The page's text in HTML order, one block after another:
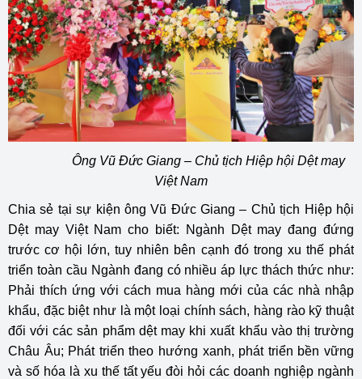
Ông Vũ Đức Giang – Chủ tịch Hiệp hội Dệt may
Việt Nam
Chia sẻ tại sự kiện ông Vũ Đức Giang – Chủ tịch Hiệp hội
Dệt may Việt Nam cho biết: Ngành Dệt may đang đứng
trước cơ hội lớn, tuy nhiên bên cạnh đó trong xu thế phát
triển toàn cầu Ngành đang có nhiều áp lực thách thức như:
Phải thích ứng với cách mua hàng mới của các nhà nhập
khẩu, đặc biệt như là một loại chính sách, hàng rào kỹ thuật
đối với các sản phẩm dệt may khi xuất khẩu vào thị trường
Châu Âu; Phát triển theo hướng xanh, phát triển bền vững
và số hóa là xu thế tất yếu đòi hỏi các doanh nghiệp ngành